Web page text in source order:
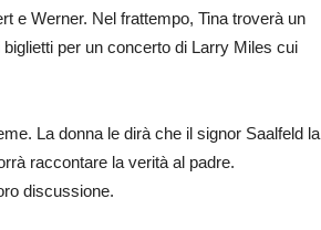
e Werner. Nel frattempo, Tina troverà un
per un concerto di Larry Miles cui
La donna le dirà che il signor Saalfeld la
raccontare la verità al padre.
discussione.